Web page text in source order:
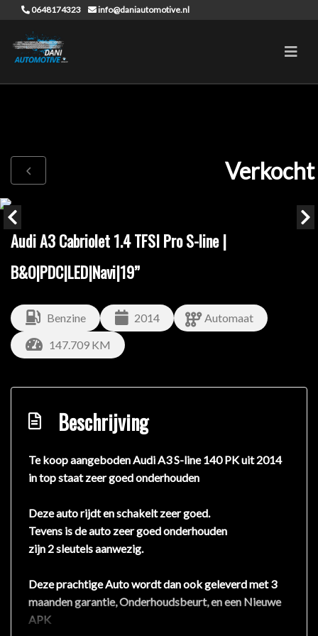
0648174323 info@daniautomotive.nl
Verkocht
Audi A3 Cabriolet 1.4 TFSI Pro S-line |
B&O|PDC|LED|Navi|19”
Benzine 2014
Automaat
147.709 KM
Beschrijving
Te koop aangeboden Audi A3 S-line 140 PK uit 2014
in top staat zeer goed onderhouden
Deze auto rijdt en schakelt zeer goed.
Tevens is de auto zeer goed onderhouden
zijn 2 sleutels aanwezig.
Deze prachtige Auto wordt dan ook geleverd met 3
maanden garantie, Onderhoudsbeurt, en een Nieuwe
APK